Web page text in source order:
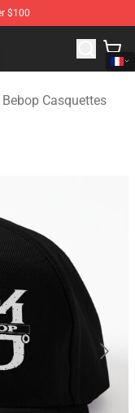
$100
of Anime Cap
Casquettes